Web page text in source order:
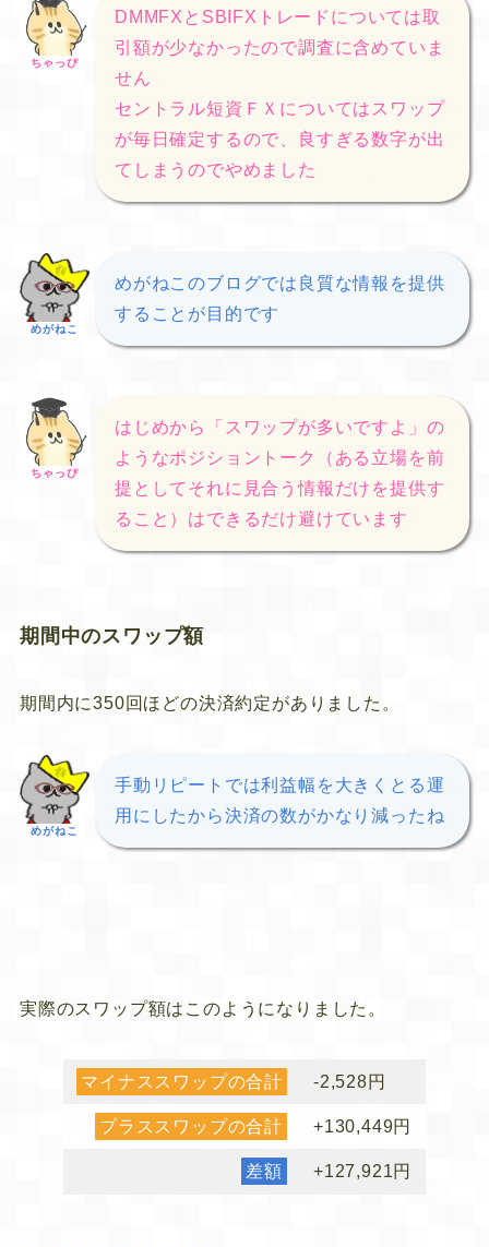
ちゃっぴ
DMMFXとSBIFXトレードについては取
引額が少なかったので調査に含めていま
せん
セントラル短資ＦＸについてはスワップ
が毎日確定するので、良すぎる数字が出
てしまうのでやめました
めがねこ
めがねこのブログでは良質な情報を提供
することが目的です
ちゃっぴ
はじめから「スワップが多いですよ」の
ようなポジショントーク（ある立場を前
提としてそれに見合う情報だけを提供す
ること）はできるだけ避けています
期間中のスワップ額
期間内に350回ほどの決済約定がありました。
めがねこ
手動リピートでは利益幅を大きくとる運
用にしたから決済の数がかなり減ったね
実際のスワップ額はこのようになりました。
マイナススワップの合計 -2,528円
プラススワップの合計 +130,449円
差額 +127,921円